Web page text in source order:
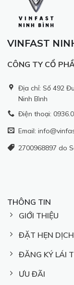
VINFAST
CÔNG TY CỔ
Địa chỉ: Số 492
Ninh Bình
Điện thoại:
Email:
2700968897 do
THÔNG TIN
GIỚI THIỆU
ĐẶT HẸN
ĐĂNG KÝ LÁI
ƯU ĐÃI